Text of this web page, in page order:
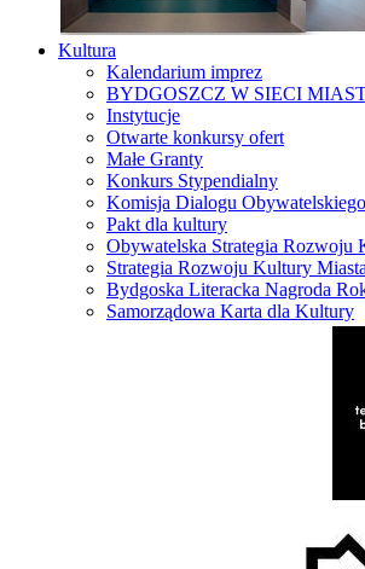
Kultura
Kalendarium imprez
BYDGOSZCZ W SIECI
Instytucje
Otwarte konkursy ofert
Małe Granty
Konkurs Stypendialny
Komisja Dialogu
Pakt dla kultury
Obywatelska Strategia Rozwoju
Strategia Rozwoju Kultury
Bydgoska Literacka Nagroda
Samorządowa Karta dla Kultury